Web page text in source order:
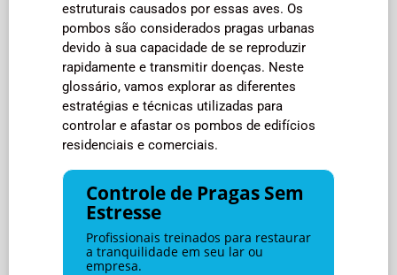
estruturais causados por essas aves. Os
pombos são considerados pragas urbanas
devido à sua capacidade de se reproduzir
rapidamente e transmitir doenças. Neste
glossário, vamos explorar as diferentes
estratégias e técnicas utilizadas para
controlar e afastar os pombos de edifícios
residenciais e comerciais.
Controle de Pragas Sem
Estresse
Profissionais treinados para restaurar
a tranquilidade em seu lar ou
empresa.